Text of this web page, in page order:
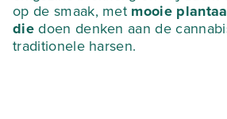
op de smaak, met mooie
diedoen denken aan de
traditionele harsen.